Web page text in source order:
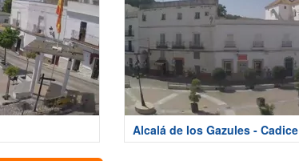
Alcalá de los Gazules - Cadice